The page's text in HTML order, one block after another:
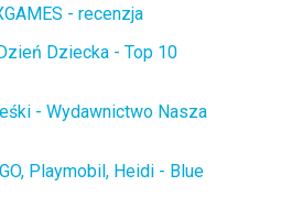
- recenzja
Dziecka - Top 10
- Wydawnictwo Nasza
Playmobil, Heidi - Blue